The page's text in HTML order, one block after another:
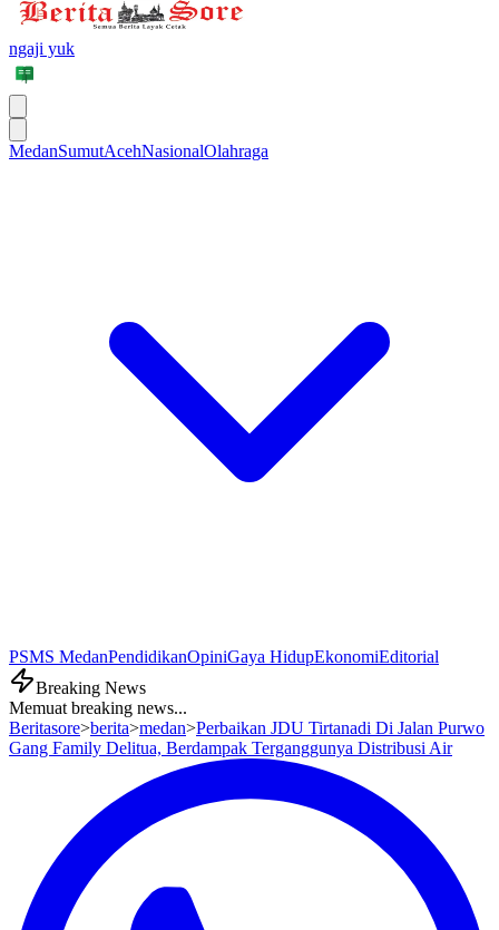
ngaji yuk
MedanSumutAcehNasionalOlahraga
PSMS MedanPendidikanOpiniGaya HidupEkonomiEditorial
Breaking News
Memuat breaking news...
Beritasore>berita>medan>Perbaikan JDU Tirtanadi Di Jalan Purwo
Gang Family Delitua, Berdampak Terganggunya Distribusi Air